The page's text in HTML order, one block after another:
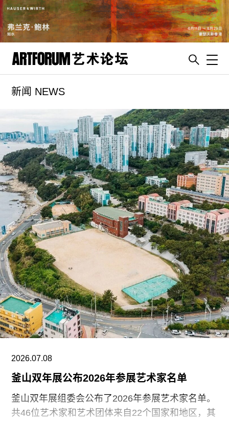
artguide
新闻
展评
杂志
专栏
视频
ENGLISH
ART & EDUCATION
广告
订阅
往期内容
联系我们
新闻 NEWS
2026.07.08
釜山双年展公布2026年参展艺术家名单
釜山双年展组委会公布了2026年参展艺术家名单。
共46位艺术家和艺术团体来自22个国家和地区，其